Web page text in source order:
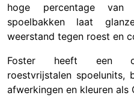
hoge percentage
spoelbakken laat
weerstand tegen roest en
Foster heeft een
roestvrijstalen spoelunits,
afwerkingen en kleuren als